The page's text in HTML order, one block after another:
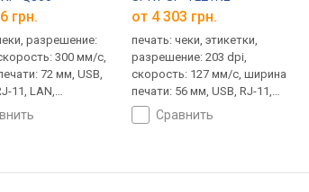
грн.
разрешение:
300 мм/с,
72 мм, USB,
11, LAN,
мм, 1.3 кг
от 4 303 грн.
печать: чеки, этикетки,
разрешение: 203 dpi,
скорость: 127 мм/с, ширина
печати: 56 мм, USB, RJ-11,
LAN, RJ-11 для подключения
денежного ящика,
сравнить